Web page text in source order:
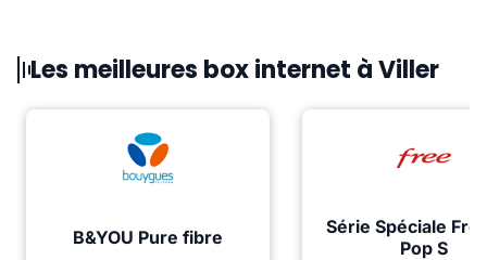
Les meilleures box internet à Viller
B&YOU Pure fibre
Série Spéciale
Pop S